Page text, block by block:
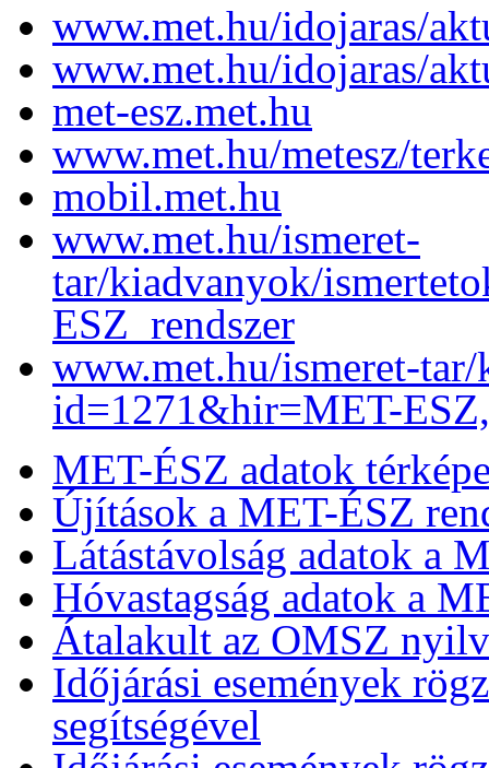
www.met.hu/idojaras/
www.met.hu/idojaras/
met-esz.met.hu
www.met.hu/metesz/
mobil.met.hu
www.met.hu/ismeret-
tar/kiadvanyok/
ESZ_rendszer
www.met.hu/ismeret-
id=1271&hir=MET-
MET-ÉSZ adatok
Újítások a MET-ÉSZ
Látástávolság adatok a
Hóvastagság adatok a
Átalakult az OMSZ
Időjárási események
segítségével